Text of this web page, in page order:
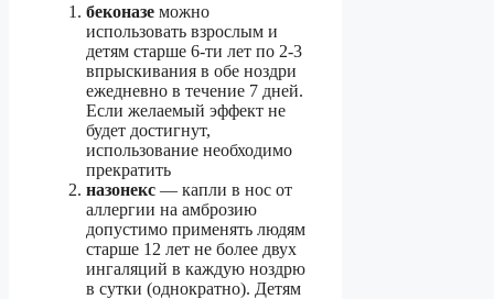
беконазе можно
использовать взрослым и
детям старше 6-ти лет по 2-3
впрыскивания в обе ноздри
ежедневно в течение 7 дней.
Если желаемый эффект не
будет достигнут,
использование необходимо
прекратить
назонекс — капли в нос от
аллергии на амброзию
допустимо применять людям
старше 12 лет не более двух
ингаляций в каждую ноздрю
в сутки (однократно). Детям